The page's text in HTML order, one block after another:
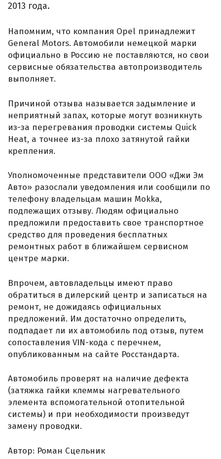
2013 года.
Напомним, что компания Opel принадлежит
General Motors. Автомобили немецкой марки
официально в Россию не поставляются, но свои
сервисные обязательства автопроизводитель
выполняет.
Причиной отзыва называется задымление и
неприятный запах, которые могут возникнуть
из-за перегревания проводки системы Quick
Heat, а точнее из-за плохо затянутой гайки
крепления.
Уполномоченные представители ООО «Джи Эм
Авто» разослали уведомления или сообщили по
телефону владельцам машин Mokka,
подлежащих отзыву. Людям официально
предложили предоставить свое транспортное
средство для проведения бесплатных
ремонтных работ в ближайшем сервисном
центре марки.
Впрочем, автовладельцы имеют право
обратиться в дилерский центр и записаться на
ремонт, не дожидаясь официальных
предложений. Им достаточно определить,
подпадает ли их автомобиль под отзыв, путем
сопоставления VIN-кода с перечнем,
опубликованным на сайте Росстандарта.
Автомобиль проверят на наличие дефекта
(затяжка гайки клеммы нагревательного
элемента вспомогательной отопительной
системы) и при необходимости произведут
замену проводки.
Автор: Роман Сцельник